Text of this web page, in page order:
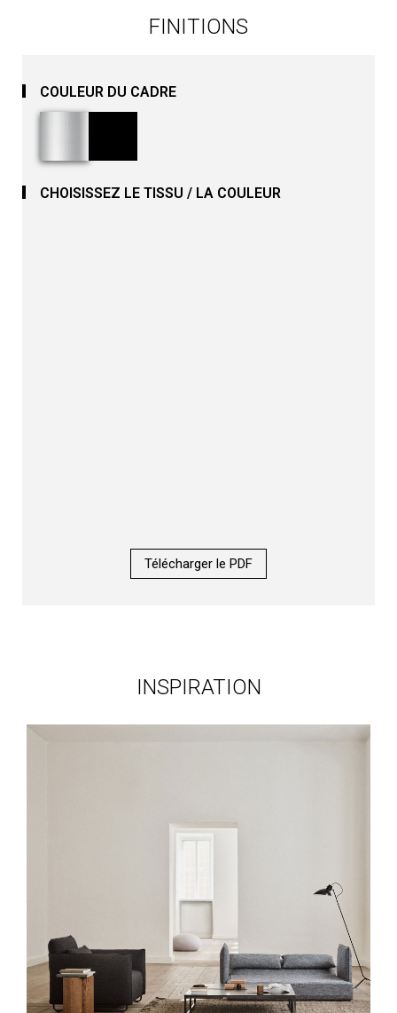
FINITIONS
COULEUR DU CADRE
CHOISISSEZ LE TISSU / LA COULEUR
Télécharger le PDF
INSPIRATION